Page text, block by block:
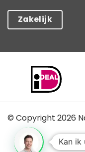
Zakelijk
© Copyright 2026
Kan ik